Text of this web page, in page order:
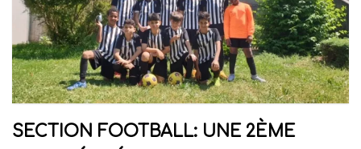
SECTION FOOTBALL: UNE 2ÈME